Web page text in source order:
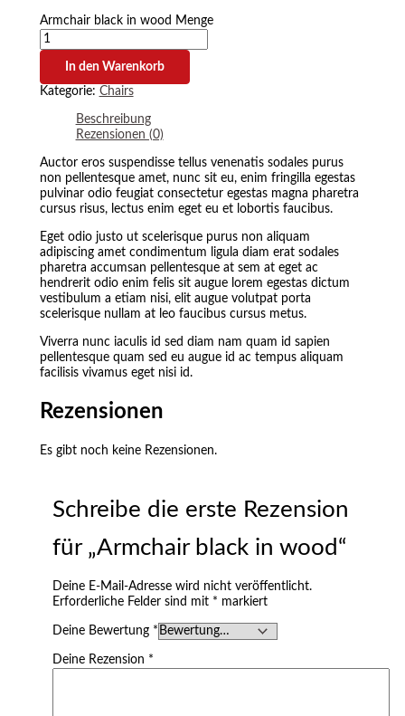
Armchair black in wood Menge
In den Warenkorb
Kategorie: Chairs
Beschreibung
Rezensionen (0)
Auctor eros suspendisse tellus venenatis sodales purus
non pellentesque amet, nunc sit eu, enim fringilla egestas
pulvinar odio feugiat consectetur egestas magna pharetra
cursus risus, lectus enim eget eu et lobortis faucibus.
Eget odio justo ut scelerisque purus non aliquam
adipiscing amet condimentum ligula diam erat sodales
pharetra accumsan pellentesque at sem at eget ac
hendrerit odio enim felis sit augue lorem egestas dictum
vestibulum a etiam nisi, elit augue volutpat porta
scelerisque nullam at leo faucibus cursus metus.
Viverra nunc iaculis id sed diam nam quam id sapien
pellentesque quam sed eu augue id ac tempus aliquam
facilisis vivamus eget nisi id.
Rezensionen
Es gibt noch keine Rezensionen.
Schreibe die erste Rezension
für „Armchair black in wood“
Deine E-Mail-Adresse wird nicht veröffentlicht.
Erforderliche Felder sind mit * markiert
Deine Bewertung *
Deine Rezension *